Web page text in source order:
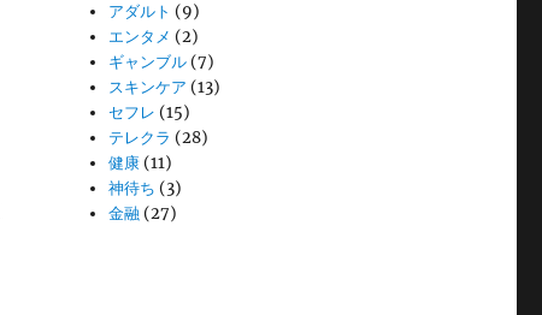
アダルト (9)
エンタメ (2)
ギャンブル (7)
スキンケア (13)
セフレ (15)
テレクラ (28)
健康 (11)
神待ち (3)
金融 (27)